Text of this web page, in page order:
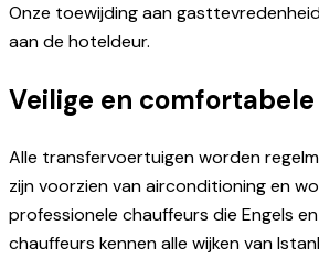
Onze toewijding aan
aan de hoteldeur.
Veilige en
Alle transfervoertuigen worden
zijn voorzien van airconditioning en
professionele chauffeurs die Engels
chauffeurs kennen alle wijken van